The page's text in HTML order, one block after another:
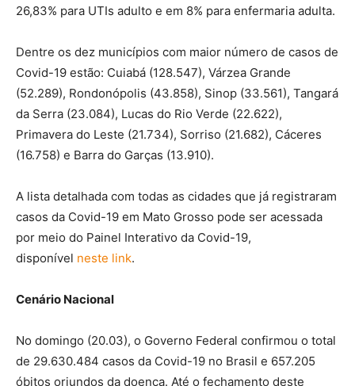
26,83% para UTIs adulto e em 8% para enfermaria adulta.
Dentre os dez municípios com maior número de casos de
Covid-19 estão: Cuiabá (128.547), Várzea Grande
(52.289), Rondonópolis (43.858), Sinop (33.561), Tangará
da Serra (23.084), Lucas do Rio Verde (22.622),
Primavera do Leste (21.734), Sorriso (21.682), Cáceres
(16.758) e Barra do Garças (13.910).
A lista detalhada com todas as cidades que já registraram
casos da Covid-19 em Mato Grosso pode ser acessada
por meio do Painel Interativo da Covid-19,
disponível neste link.
Cenário Nacional
No domingo (20.03), o Governo Federal confirmou o total
de 29.630.484 casos da Covid-19 no Brasil e 657.205
óbitos oriundos da doença. Até o fechamento deste